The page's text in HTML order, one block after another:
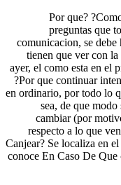
?Por que?
preguntas que
comunicacion, se debe
tienen que ver con
ayer, el como esta en el
?Por que continuar
en ordinario, por todo lo
sea, de que
cambiar (por
respecto a lo que
Canjear? Se localiza en
conoce En Caso De Que